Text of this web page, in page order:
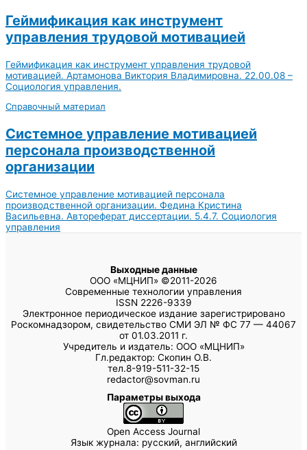
Геймификация как инструмент
управления трудовой мотивацией
Геймификация как инструмент управления трудовой
мотивацией. Артамонова Виктория Владимировна. 22.00.08 –
Социология управления.
Справочный материал
Системное управление мотивацией
персонала производственной
организации
Системное управление мотивацией персонала
производственной организации. Федина Кристина
Васильевна. Автореферат диссертации. 5.4.7. Социология
управления
Выходные данные
ООО «МЦНИП» ©2011-2026
Современные технологии управления
ISSN 2226-9339
Электронное периодическое издание зарегистрировано
Роскомнадзором, свидетельство СМИ ЭЛ № ФС 77 — 44067
от 01.03.2011 г.
Учредитель и издатель: ООО «МЦНИП»
Гл.редактор: Скопин О.В.
тел.8-919-511-32-15
redactor@sovman.ru
Параметры выхода
Open Access Journal
Язык журнала: русский, английский